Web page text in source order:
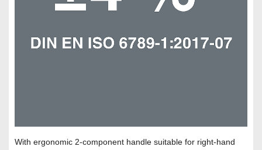
With ergonomic 2-component handle suitable for right-hand